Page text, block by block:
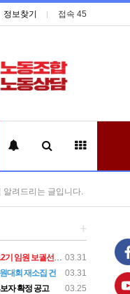
정보찾기 접속 45
알려드리는 글입니다.
+
03.31
궐선거결과 공고
03.31
대회 재소집 건
03.25
자 확정 공고